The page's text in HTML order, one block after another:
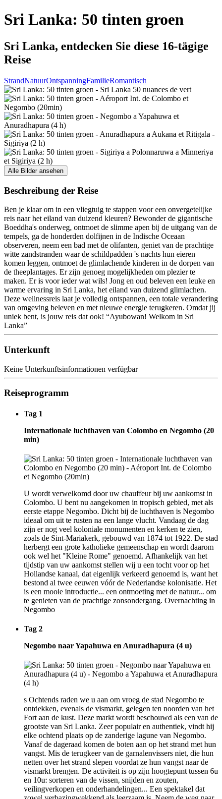
Sri Lanka: 50 tinten groen
Sri Lanka, entdecken Sie diese 16-tägige
Reise
StrandNatuurOntspanningFamilieRomantisch
Alle Bilder ansehen
Beschreibung der Reise
Ben je klaar om in een vliegtuig te stappen voor een onvergetelijke
reis naar het eiland van duizend kleuren? Bewonder de gigantische
Boeddha's onderweg, ontmoet de slimme apen bij de uitgang van de
tempels, ga de honderden dolfijnen in de Indische Oceaan
observeren, neem een bad met de olifanten, geniet van de prachtige
witte zandstranden waar de schildpadden 's nachts hun eieren
komen leggen, ontmoet de glimlachende kinderen in de dorpen van
de theeplantages. Er zijn genoeg mogelijkheden om plezier te
maken. Er is voor ieder wat wils! Jong en oud beleven een leuke en
warme ervaring in Sri Lanka, het eiland van duizend glimlachen.
Deze wellnessreis laat je volledig ontspannen, een totale verandering
van omgeving beleven en met nieuwe energie terugkeren. Omdat jij
uniek bent, is jouw reis dat ook! “Ayubowan! Welkom in Sri
Lanka”
Unterkunft
Keine Unterkunftsinformationen verfügbar
Reiseprogramm
Tag 1
Internationale luchthaven van Colombo en Negombo (20
min)
U wordt verwelkomd door uw chauffeur bij uw aankomst in
Colombo. U bent nu aangekomen in tropisch gebied, met als
eerste etappe Negombo. Dicht bij de luchthaven is Negombo
ideaal om uit te rusten na een lange vlucht. Vandaag de dag
zijn er nog veel koloniale monumenten en kerken te zien,
zoals de Sint-Mariakerk, gebouwd van 1874 tot 1922. De stad
herbergt een grote katholieke gemeenschap en wordt daarom
ook wel het "Kleine Rome" genoemd. Afhankelijk van het
tijdstip van uw aankomst stellen wij u een tocht voor op het
Hollandse kanaal, dat eigenlijk verkeerd genoemd is, want het
bestond al twee eeuwen vóór de Nederlandse kolonisatie. Het
is een mooie introductie... een ontmoeting met de natuur... om
te genieten van de prachtige zonsondergang. Overnachting in
Negombo
Tag 2
Negombo naar Yapahuwa en Anuradhapura (4 u)
s Ochtends raden we u aan om vroeg de stad Negombo te
ontdekken, evenals de vismarkt, gelegen ten noorden van het
Fort aan de kust. Deze markt wordt beschouwd als een van de
grootste van Sri Lanka. Zeer populair en authentiek, vindt hij
elke ochtend plaats op de zanderige lagune van Negombo.
Vanaf de dageraad komen de boten aan op het strand met hun
vangst. Mis de terugkeer van de garnalenvissers niet, die hun
netten over het strand slepen voordat ze hun vangst naar de
vismarkt brengen. De activiteit is op zijn hoogtepunt tussen 6u
en 10u: sorteren van de vissen, snijden en zouten,
veilingverkopen en onderhandelingen... Een spektakel dat